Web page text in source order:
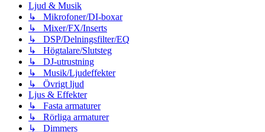
Ljud & Musik
↳ Mikrofoner/DI-boxar
↳ Mixer/FX/Inserts
↳ DSP/Delningsfilter/EQ
↳ Högtalare/Slutsteg
↳ DJ-utrustning
↳ Musik/Ljudeffekter
↳ Övrigt ljud
Ljus & Effekter
↳ Fasta armaturer
↳ Rörliga armaturer
↳ Dimmers